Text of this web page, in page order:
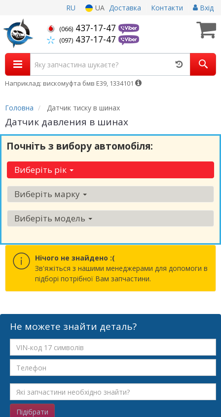
RU UA Доставка Контакти Вхід
(066) 437-17-47
(097) 437-17-47
Наприклад: вискомуфта бмв Е39, 1334101
Головна Датчик тиску в шинах
Датчик давления в шинах
Почніть з вибору автомобіля:
Виберіть рік
Виберіть марку
Виберіть модель
Нічого не знайдено :(
Зв'яжіться з нашими менеджерами для допомоги в
підборі потрібної Вам запчастини.
Не можете знайти деталь?
Підібрати